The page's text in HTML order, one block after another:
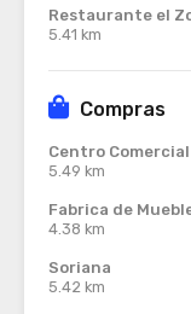
Restaurante el
5.41 km
Compras
Centro Comercial
5.49 km
Fabrica de
4.38 km
Soriana
5.42 km